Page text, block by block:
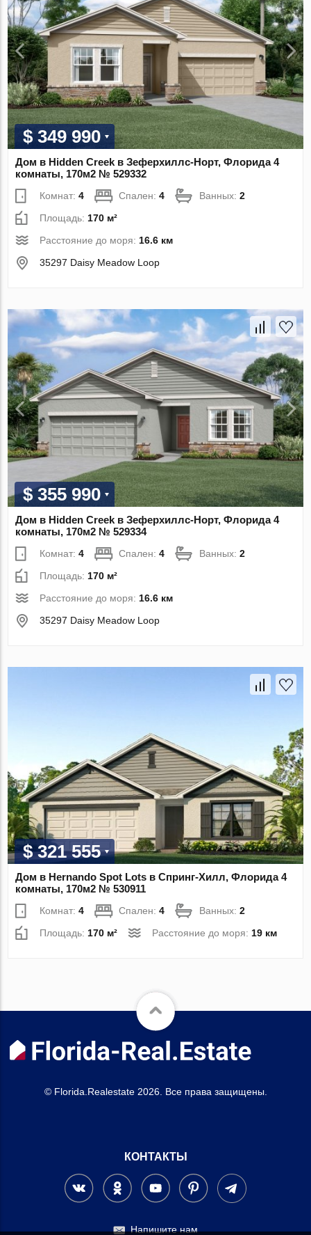
$ 349 990
Дом в Hidden Creek в Зеферхиллс-Норт, Флорида 4
комнаты, 170м2 № 529332
Комнат:4 Спален:4 Ванных:2
Площадь: 170 м²
Расстояние до моря: 16.6 км
35297 Daisy Meadow Loop
$ 355 990
Дом в Hidden Creek в Зеферхиллс-Норт, Флорида 4
комнаты, 170м2 № 529334
Комнат:4 Спален:4 Ванных:2
Площадь: 170 м²
Расстояние до моря: 16.6 км
35297 Daisy Meadow Loop
$ 321 555
Дом в Hernando Spot Lots в Спринг-Хилл, Флорида 4
комнаты, 170м2 № 530911
Комнат:4 Спален:4 Ванных:2
Площадь:170 м² Расстояние до моря:19 км
© Florida.Realestate 2026. Все права защищены.
КОНТАКТЫ
Напишите нам